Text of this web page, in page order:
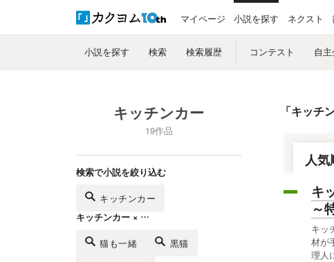
マイページ 小説を探す ネクスト
小説を探す 検索 検索履歴 コンテスト 自
キッチンカー
19作品
検索で小説を絞り込む
キッチンカー
キッチンカー × …
猫も一緒 黒猫
「キッチ
人気
キ
～
キッ
材が
理人